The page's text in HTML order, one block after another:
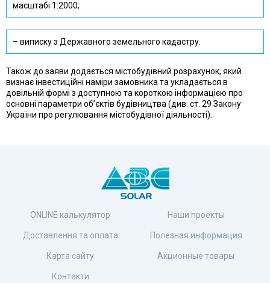
масштабі 1:2000;
– виписку з Державного земельного кадастру.
Також до заяви додається містобудівний розрахунок, який
визнає інвестиційні наміри замовника та укладається в
довільній формі з доступною та короткою інформацією про
основні параметри об’єктів будівництва (див. ст. 29 Закону
України про регулювання містобудівної діяльності).
ONLINE калькулятор
Доставлення та оплата
Карта сайту
Контакти
Наши проекты
Полезная информация
Акционные товары